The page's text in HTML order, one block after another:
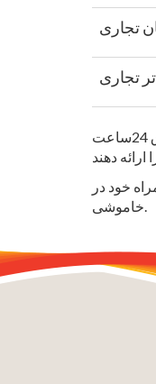
تجاری
تجاری
شماره قطع برق 24ساعت SMUD، 1-888-456-SMUD (7683)، در طول تعطیلات به کار خود ادامه خواهد داد. اگر برق قطع شود، مشتریان باید فوراً به SMUD اطلاع دهند. در صورت
خاموشی.